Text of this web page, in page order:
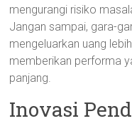
mengurangi risiko
Jangan sampai, gara-
mengeluarkan uang
memberikan performa
panjang.
Inovasi